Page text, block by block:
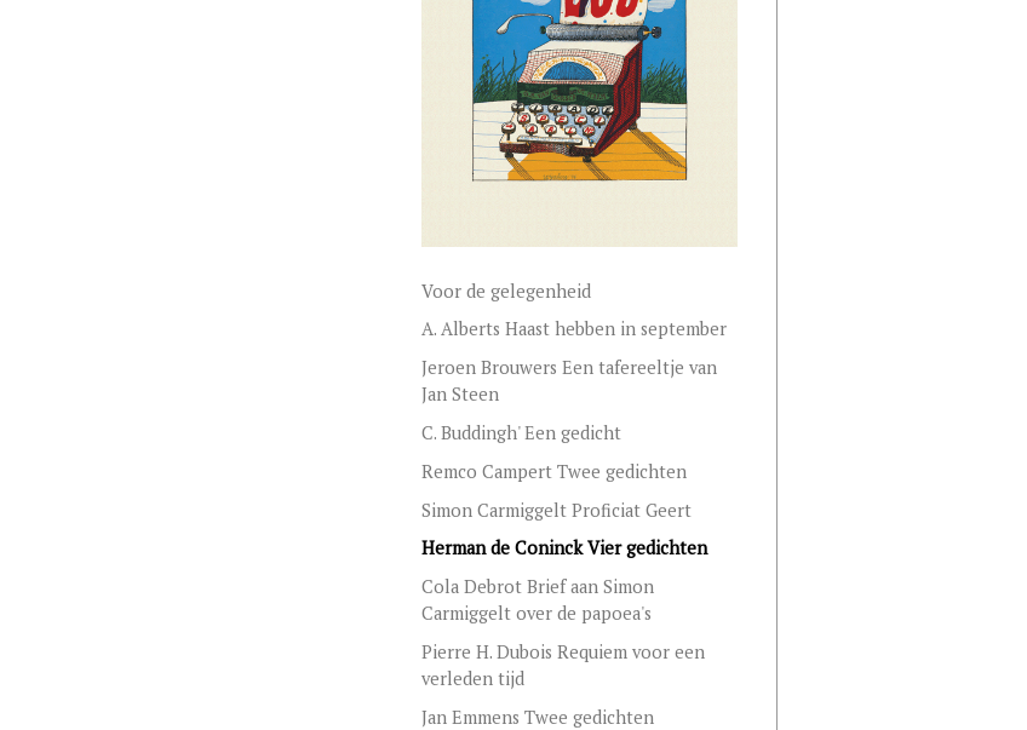
Voor de gelegenheid
A. Alberts Haast hebben in september
Jeroen Brouwers Een tafereeltje van
Jan Steen
C. Buddingh' Een gedicht
Remco Campert Twee gedichten
Simon Carmiggelt Proficiat Geert
Herman de Coninck Vier gedichten
Cola Debrot Brief aan Simon
Carmiggelt over de papoea's
Pierre H. Dubois Requiem voor een
verleden tijd
Jan Emmens Twee gedichten